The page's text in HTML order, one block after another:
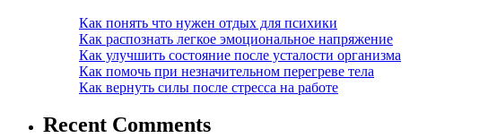
Как понять что нужен отдых для психики
Как распознать легкое эмоциональное напряжение
Как улучшить состояние после усталости организма
Как помочь при незначительном перегреве тела
Как вернуть силы после стресса на работе
Recent Comments